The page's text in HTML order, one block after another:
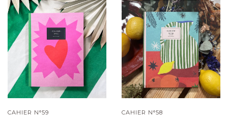
CAHIER N°59 CAHIER N°58